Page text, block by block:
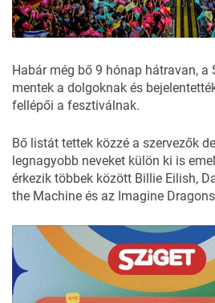
Habár még bő 9 hónap hátravan, a
mentek a dolgoknak és
fellépői a fesztiválnak.
Bő listát tettek közzé a szervezők
legnagyobb neveket külön ki is
érkezik többek között Billie Eilish,
the Machine és az Imagine